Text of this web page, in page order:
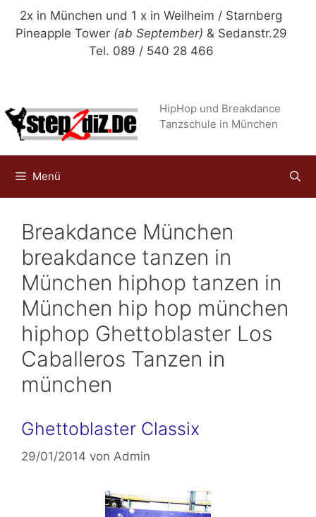
Zum
Inhalt
2x in München und 1 x in Weilheim / Starnberg
Pineapple Tower (ab September) & Sedanstr.29
Tel. 089 / 540 28 466
HipHop und Breakdance
Tanzschule in München
Menü
Breakdance München
breakdance tanzen in
München hiphop tanzen in
München hip hop münchen
hiphop Ghettoblaster Los
Caballeros Tanzen in
münchen
Ghettoblaster Classix
29/01/2014 von Admin